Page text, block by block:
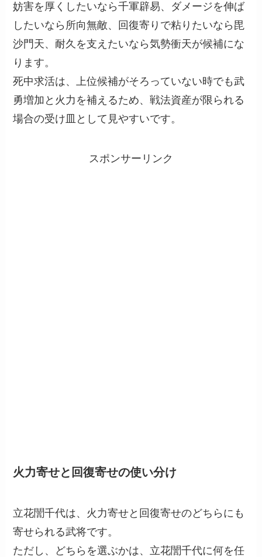
妨害を厚くしたいなら千軍辟易、ダメージを伸ば
したいなら所向無敵、回復寄りで粘りたいなら毘
沙門天、耐久を支えたいなら気勢衝天が候補にな
ります。
死中求活は、上位候補がそろっていない時でも武
勇増加と火力を補えるため、戦法資産が限られる
場合の受け皿として見やすいです。
スポンサーリンク
火力寄せと回復寄せの使い分け
立花誾千代は、火力寄せと回復寄せのどちらにも
寄せられる武将です。
ただし、どちらを選ぶかは、立花誾千代に何を任